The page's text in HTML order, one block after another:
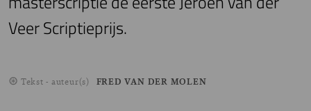
Veer Scriptieprijs.
Tekst - auteur(s) FRED VAN DER MOLEN